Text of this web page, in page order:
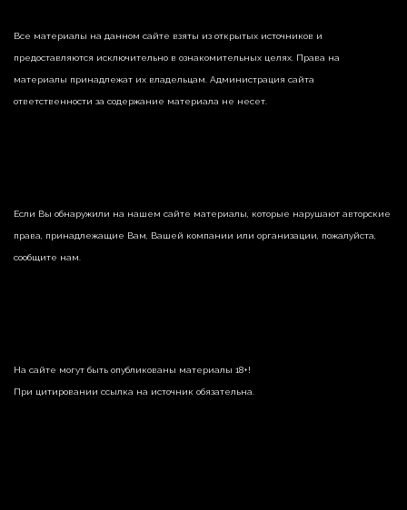
Все материалы на данном сайте взяты из открытых источников и
предоставляются исключительно в ознакомительных целях. Права на
материалы принадлежат их владельцам. Администрация сайта
ответственности за содержание материала не несет.
Если Вы обнаружили на нашем сайте материалы, которые нарушают авторские
права, принадлежащие Вам, Вашей компании или организации, пожалуйста,
сообщите нам.
На сайте могут быть опубликованы материалы 18+!
При цитировании ссылка на источник обязательна.